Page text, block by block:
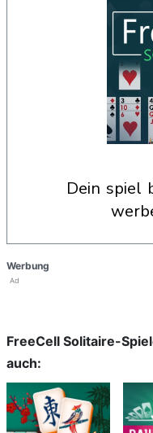
dein spiel beginnt nach dieser
Werbung
Ad
FreeCell Solitaire-
auch: